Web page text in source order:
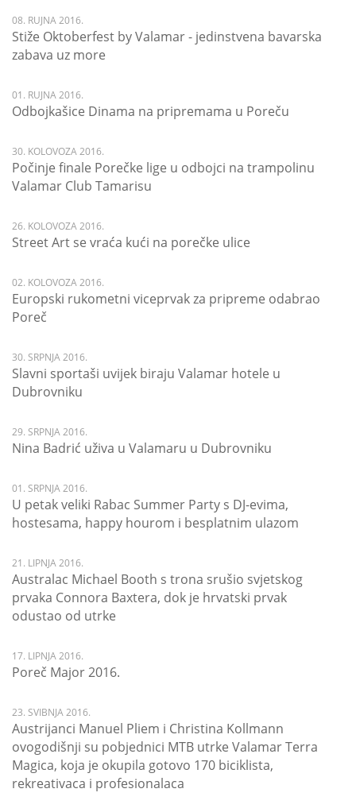
08. RUJNA 2016.
Stiže Oktoberfest by Valamar - jedinstvena bavarska
zabava uz more
01. RUJNA 2016.
Odbojkašice Dinama na pripremama u Poreču
30. KOLOVOZA 2016.
Počinje finale Porečke lige u odbojci na trampolinu
Valamar Club Tamarisu
26. KOLOVOZA 2016.
Street Art se vraća kući na porečke ulice
02. KOLOVOZA 2016.
Europski rukometni viceprvak za pripreme odabrao
Poreč
30. SRPNJA 2016.
Slavni sportaši uvijek biraju Valamar hotele u
Dubrovniku
29. SRPNJA 2016.
Nina Badrić uživa u Valamaru u Dubrovniku
01. SRPNJA 2016.
U petak veliki Rabac Summer Party s DJ-evima,
hostesama, happy hourom i besplatnim ulazom
21. LIPNJA 2016.
Australac Michael Booth s trona srušio svjetskog
prvaka Connora Baxtera, dok je hrvatski prvak
odustao od utrke
17. LIPNJA 2016.
Poreč Major 2016.
23. SVIBNJA 2016.
Austrijanci Manuel Pliem i Christina Kollmann
ovogodišnji su pobjednici MTB utrke Valamar Terra
Magica, koja je okupila gotovo 170 biciklista,
rekreativaca i profesionalaca